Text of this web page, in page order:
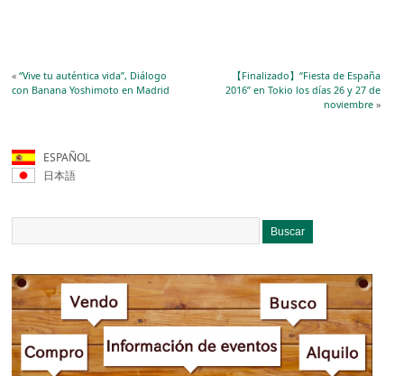
«“Vive tu auténtica vida”, Diálogo
con Banana Yoshimoto en Madrid
【Finalizado】“Fiesta de España
2016” en Tokio los días 26 y 27 de
noviembre»
ESPAÑOL
日本語